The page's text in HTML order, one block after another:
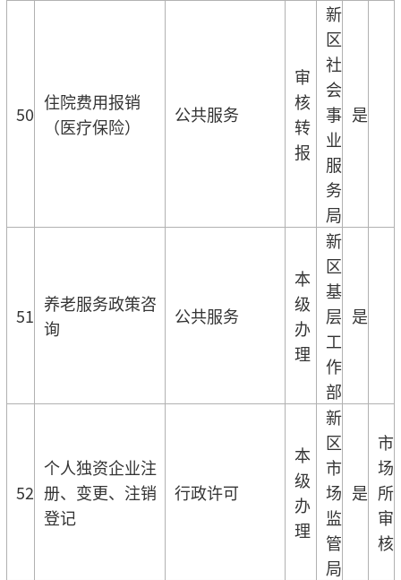
50
住院费用报销
（医疗保险）
公共服务
审
核
转
报
新
区
社
会
事
业
服
务
局
是
51
养老服务政策咨
询
公共服务
本
级
办
理
新
区
基
层
工
作
部
是
52
个人独资企业注
册、变更、注销
登记
行政许可
本
级
办
理
新
区
市
场
监
管
局
是
市
场
所
审
核